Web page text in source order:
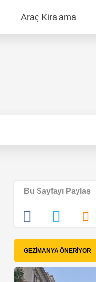
Araç Kiralama
Bu Sayfayı Paylaş
GEZIMANYA ÖNERIYOR